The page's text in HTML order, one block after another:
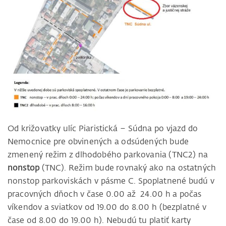
Od križovatky ulíc Piaristická – Súdna po vjazd do
Nemocnice pre obvinených a odsúdených bude
zmenený režim z dlhodobého parkovania (TNC2) na
nonstop(TNC). Režim bude rovnaký ako na ostatných
nonstop parkoviskách v pásme C. Spoplatnené budú v
pracovných dňoch v čase 0.00 až 24.00 h a počas
víkendov a sviatkov od 19.00 do 8.00 h (bezplatné v
čase od 8.00 do 19.00 h). Nebudú tu platiť karty